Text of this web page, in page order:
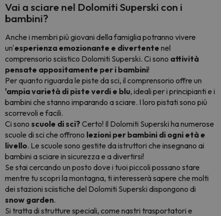
Vai a sciare nel Dolomiti Superski con i
bambini?
Anche i membri più giovani della famiglia potranno vivere
un'esperienza emozionante e divertente nel
comprensorio sciistico Dolomiti Superski. Ci sono attività
pensate appositamente per i bambini!
Per quanto riguarda le piste da sci, il comprensorio offre un
'ampia varietà di piste verdi e blu, ideali per i principianti e i
bambini che stanno imparando a sciare. I loro pistati sono più
scorrevoli e facili.
Ci sono scuole di sci? Certo! Il Dolomiti Superski ha numerose
scuole di sci che offrono lezioni per bambini di ogni età e
livello. Le scuole sono gestite da istruttori che insegnano ai
bambini a sciare in sicurezza e a divertirsi!
Se stai cercando un posto dove i tuoi piccoli possano stare
mentre tu scopri la montagna, ti interesserà sapere che molti
dei stazioni sciistiche del Dolomiti Superski dispongono di
snow garden.
Si tratta di strutture speciali, come nastri trasportatori e